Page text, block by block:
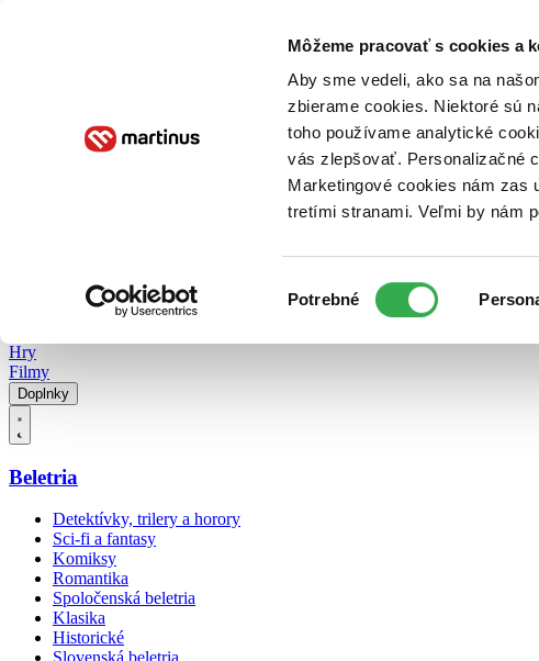
Môžeme pracovať s cookies a
Aby sme vedeli, ako sa na
zbierame cookies. Niektoré sú
toho používame analytické
vás zlepšovať. Personalizačné
Marketingové cookies nám zas
tretími stranami. Veľmi by nám
súhlasu
Potrebné
Poukážky Kontakt
Hry
Filmy
Doplnky
Beletria
Detektívky, trilery a horory
Sci-fi a fantasy
Komiksy
Romantika
Spoločenská beletria
Klasika
Historické